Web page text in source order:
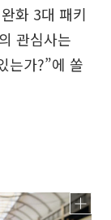
화 3대 패키
관심사는
는가?”에 쏠